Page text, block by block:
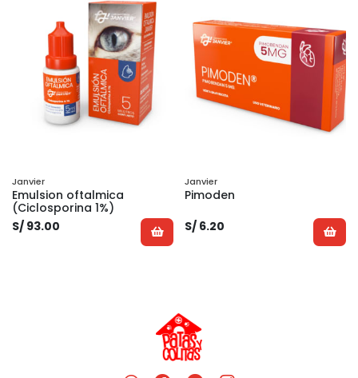
Janvier
Emulsion oftalmica
(Ciclosporina 1%)
S/ 93.00
Janvier
Pimoden
S/ 6.20